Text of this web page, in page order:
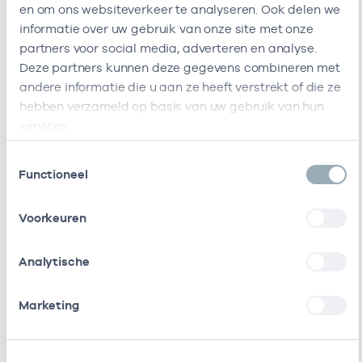
en om ons websiteverkeer te analyseren. Ook delen we
informatie over uw gebruik van onze site met onze
partners voor social media, adverteren en analyse.
Deze partners kunnen deze gegevens combineren met
andere informatie die u aan ze heeft verstrekt of die ze
hebben verzameld op basis van uw gebruik van hun
Functioneel
Voorkeuren
Analytische
Marketing
Bij deze onderneming werken de volgende
zorgverleners
Nijst
R.A.M.
I.M.
Van De